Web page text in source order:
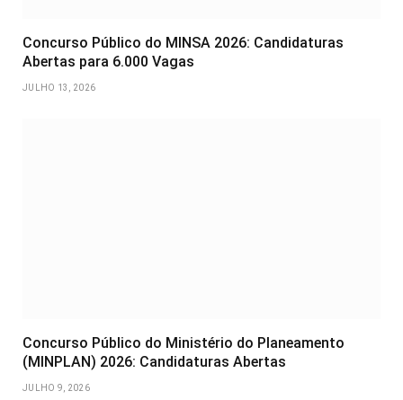
Concurso Público do MINSA 2026: Candidaturas
Abertas para 6.000 Vagas
JULHO 13, 2026
Concurso Público do Ministério do Planeamento
(MINPLAN) 2026: Candidaturas Abertas
JULHO 9, 2026